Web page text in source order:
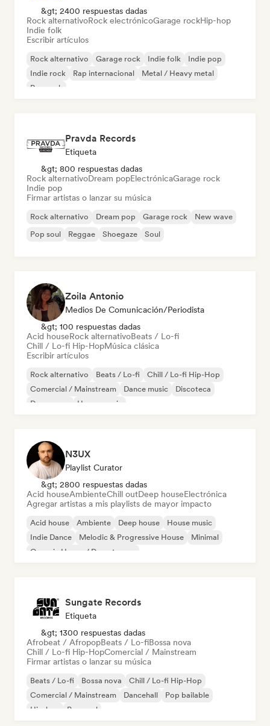
&gt; 2400 respuestas dadas
Rock alternativoRock electrónicoGarage rockHip-hop
Indie folk
Escribir artículos
Rock alternativo Garage rock Indie folk
Indie pop
Indie rock
Rap internacional
Metal / Heavy metal
Pop rock
Pravda Records
Etiqueta
&gt; 800 respuestas dadas
Rock alternativoDream popElectrónicaGarage rock
Indie pop
Firmar artistas o lanzar su música
Rock alternativo Dream pop Garage rock
New wave
Pop soul
Reggae Shoegaze Soul
Zoila Antonio
Medios De Comunicación/Periodista
&gt; 100 respuestas dadas
Acid houseRock alternativoBeats / Lo-fi
Chill / Lo-fi Hip-HopMúsica clásica
Escribir artículos
Rock alternativo Beats / Lo-fi
Chill / Lo-fi Hip-Hop
Comercial / Mainstream
Dance music
Discoteca
Dream pop
House music
N3UX
Playlist Curator
&gt; 2800 respuestas dadas
Acid houseAmbienteChill outDeep houseElectrónica
Agregar artistas a mis playlists de mayor impacto
Acid house Ambiente Deep house
House music
Indie Dance
Melodic & Progressive House
Minimal
Organic House / Downtempo
Sungate Records
Etiqueta
&gt; 1300 respuestas dadas
Afrobeat / AfropopBeats / Lo-fiBossa nova
Chill / Lo-fi Hip-HopComercial / Mainstream
Firmar artistas o lanzar su música
Beats / Lo-fi Bossa nova
Chill / Lo-fi Hip-Hop
Comercial / Mainstream
Dancehall
Pop bailable
Hip-hop
Pop soul